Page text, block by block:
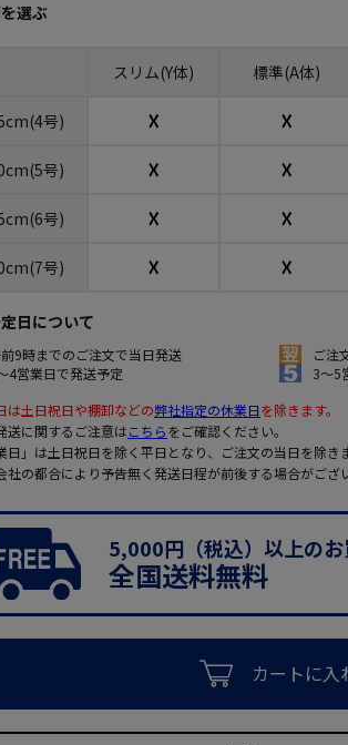
選ぶ
スリム(Y体) 標準(A体)
号) ☓ ☓
号) ☓ ☓
号) ☓ ☓
号) ☓ ☓
日について
9時までのご注文で当日発送
ご注
4営業日で発送予定
3～5
は土日祝日や棚卸などの弊社指定の休業日を除きます。
送に関するご注意はこちらをご確認ください。
」は土日祝日を除く平日となり、ご注文の当日を除きま
の都合により予告無く発送日程が前後する場合がござい
5,000円（税込）以上の
全国送料無料
カートに入